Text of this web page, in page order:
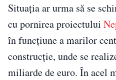
Situația ar urma să se
cu pornirea proiectului
în funcțiune a marilor
construcție, unde se
miliarde de euro. În acel